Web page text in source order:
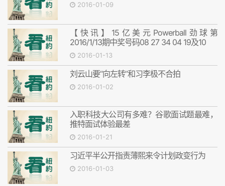
2016-01-09
【快讯】15亿美元Powerball劲球第
2016/1/13期中奖号码08 27 34 04 19及10
2016-01-13
刘云山要“向左转”和习李极不合拍
2016-01-02
入职科技大公司有多难？谷歌面试题最难，
推特面试体验最差
2016-01-21
习近平半公开指责薄熙来令计划政变行为
2016-01-03